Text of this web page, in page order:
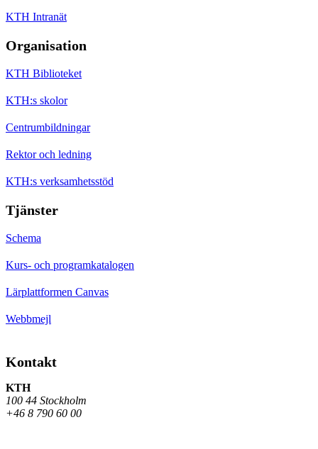
KTH Intranät
Organisation
KTH Biblioteket
KTH:s skolor
Centrumbildningar
Rektor och ledning
KTH:s verksamhetsstöd
Tjänster
Schema
Kurs- och programkatalogen
Lärplattformen Canvas
Webbmejl
Kontakt
KTH
100 44 Stockholm
+46 8 790 60 00